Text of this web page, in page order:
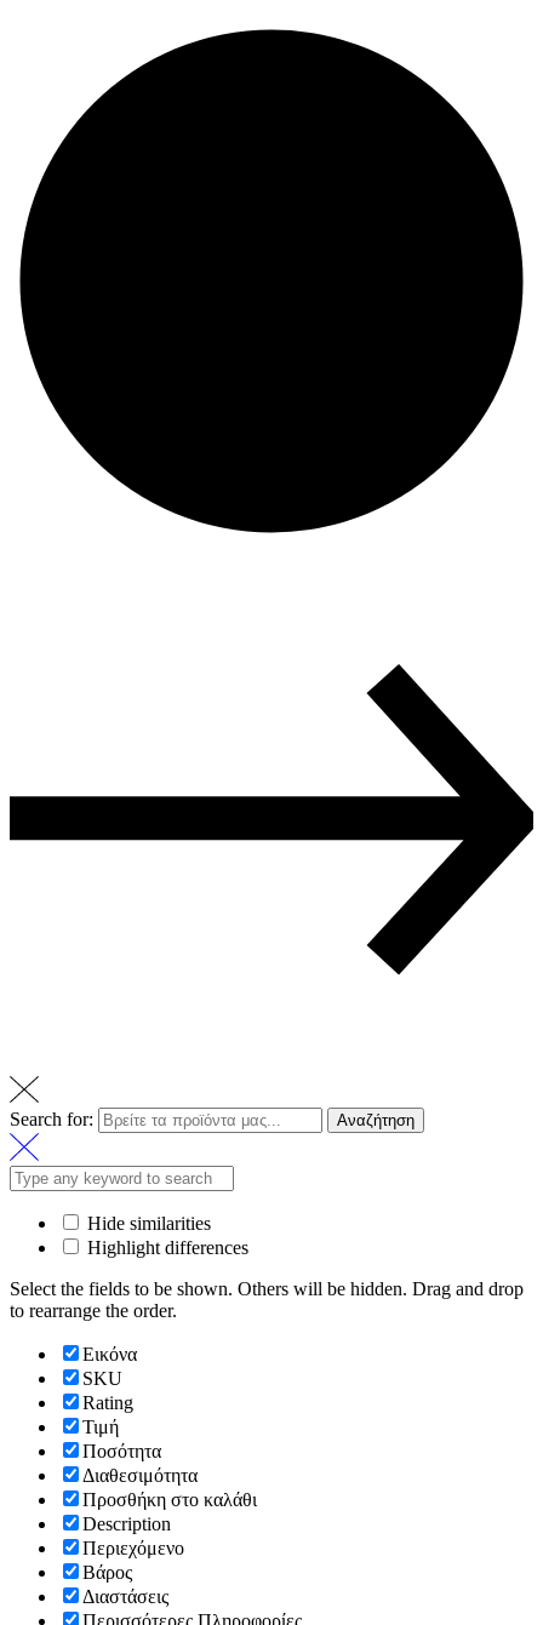
Search for: Αναζήτηση
Hide similarities
Highlight differences
Select the fields to be shown. Others will be hidden. Drag and drop
to rearrange the order.
Εικόνα
SKU
Rating
Τιμή
Ποσότητα
Διαθεσιμότητα
Προσθήκη στο καλάθι
Description
Περιεχόμενο
Βάρος
Διαστάσεις